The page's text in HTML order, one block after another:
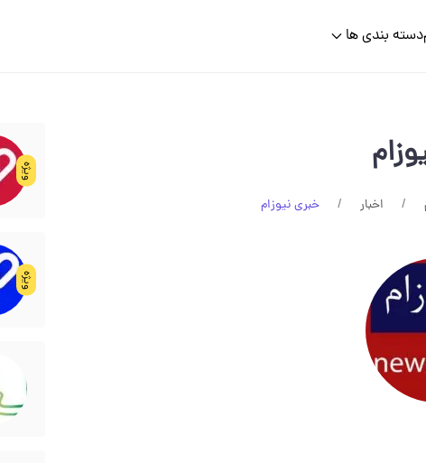
دسته بندی ها
اخبار خبری نیوزام
ویژه
ویژه